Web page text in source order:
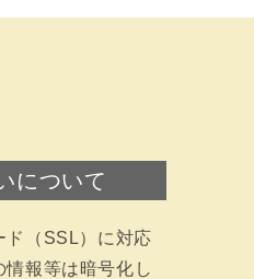
について
ド（SSL）に対応
報等は暗号化し